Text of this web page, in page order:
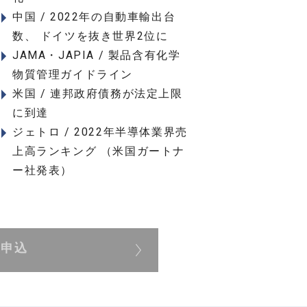
中国 / 2022年の自動車輸出台
数、 ドイツを抜き世界2位に
JAMA・JAPIA / 製品含有化学
物質管理ガイドライン
米国 / 連邦政府債務が法定上限
に到達
ジェトロ / 2022年半導体業界売
上高ランキング （米国ガートナ
ー社発表）
込